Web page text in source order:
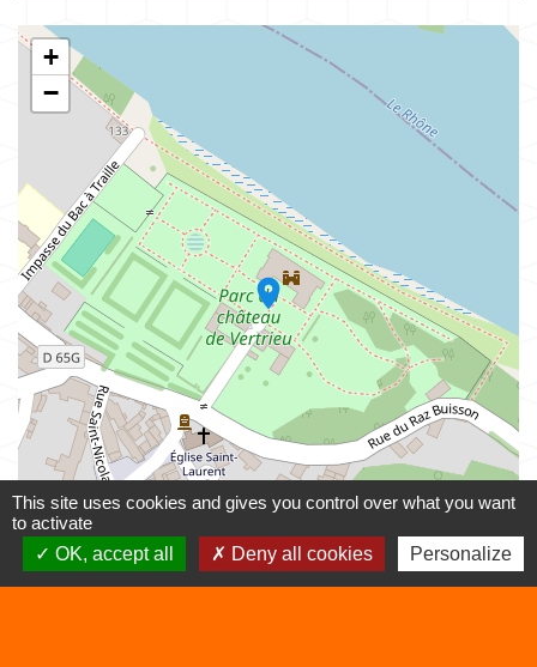
location_on
+
−
Leaflet
© OpenStreetMap
This site uses cookies and gives you control over what you want
to activate
OK, accept all
Deny all cookies Personalize